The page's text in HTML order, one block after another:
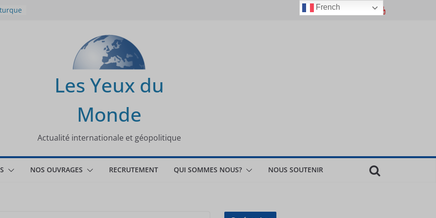
Les Yeux du
Monde
Actualité internationale et géopolitique
NOS OUVRAGES RECRUTEMENT QUI SOMMES NOUS? NOUS SOUTENIR
French